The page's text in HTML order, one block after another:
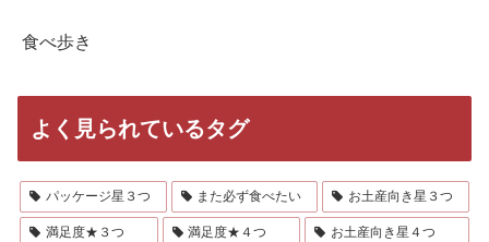
食べ歩き
よく見られているタグ
パッケージ星３つ また必ず食べたい お土産向き星３つ
満足度★３つ 満足度★４つ お土産向き星４つ